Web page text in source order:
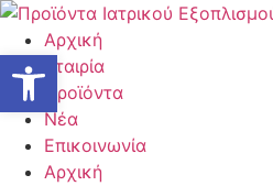
Μετάβαση
στο
περιεχόμενο
Αρχική
Εταιρία
Προϊόντα
Νέα
Επικοινωνία
Αρχική
Ανοίξτε τη γραμμή εργαλείων